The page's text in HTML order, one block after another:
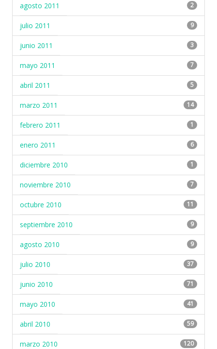
agosto 2011 2
julio 2011 9
junio 2011 3
mayo 2011 7
abril 2011 5
marzo 2011 14
febrero 2011 1
enero 2011 6
diciembre 2010 1
noviembre 2010 7
octubre 2010 11
septiembre 2010 9
agosto 2010 9
julio 2010 37
junio 2010 71
mayo 2010 41
abril 2010 59
marzo 2010 120